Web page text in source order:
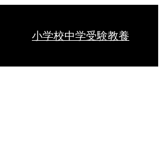
小学校中学受験教養